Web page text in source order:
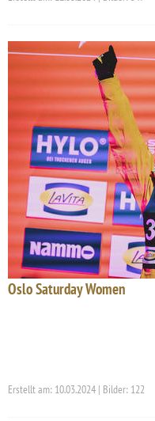
Oslo Saturday Women
Erstellt am: 10.03.2024 | Bilder: 122